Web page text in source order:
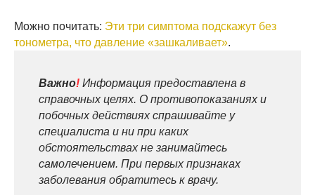
Можно почитать: Эти три симптома подскажут без
тонометра, что давление «зашкаливает».
Важно! Информация предоставлена в
справочных целях. О противопоказаниях и
побочных действиях спрашивайте у
специалиста и ни при каких
обстоятельствах не занимайтесь
самолечением. При первых признаках
заболевания обратитесь к врачу.